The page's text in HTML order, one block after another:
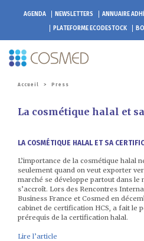
AGENDA NEWSLETTERS ANNUAIRE
PLATEFORME ECODESTOCK
Accueil > Press
La cosmétique halal et
LA COSMÉTIQUE HALAL ET SA
L’importance de la cosmétique halal
seulement quand on veut exporter
marché se développe partout dans le
s’accroît. Lors des Rencontres
Business France et Cosmed en
cabinet de certification HCS, a fait le
prérequis de la certification halal.
Lire l’article